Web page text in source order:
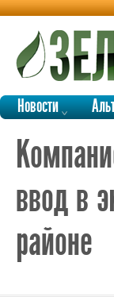
Новости
ввод в
районе